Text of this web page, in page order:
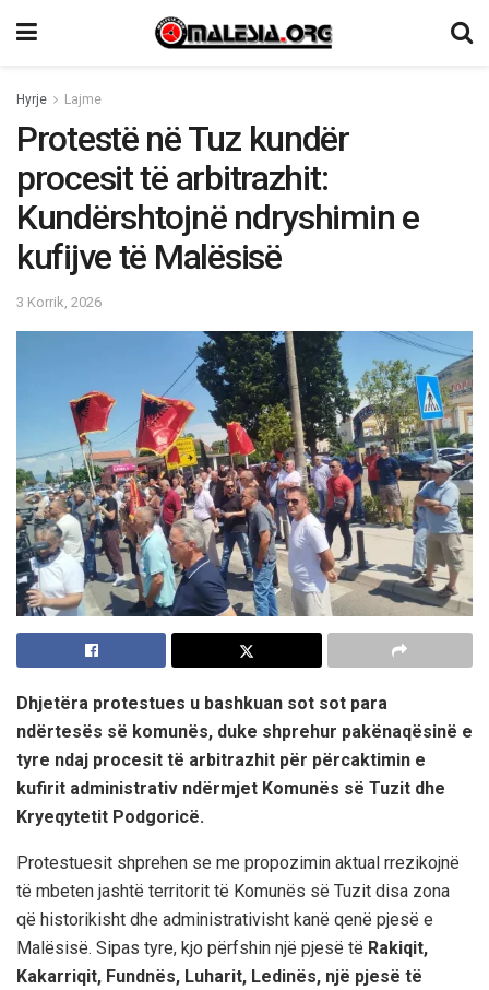
Hyrje Lajme
Protestë në Tuz kundër
procesit të arbitrazhit:
Kundërshtojnë ndryshimin e
kufijve të Malësisë
3 Korrik, 2026
Dhjetëra protestues u bashkuan sot sot para
ndërtesës së komunës, duke shprehur pakënaqësinë e
tyre ndaj procesit të arbitrazhit për përcaktimin e
kufirit administrativ ndërmjet Komunës së Tuzit dhe
Kryeqytetit Podgoricë.
Protestuesit shprehen se me propozimin aktual rrezikojnë
të mbeten jashtë territorit të Komunës së Tuzit disa zona
që historikisht dhe administrativisht kanë qenë pjesë e
Malësisë. Sipas tyre, kjo përfshin një pjesë të Rakiqit,
Kakarriqit, Fundnës, Luharit, Ledinës, një pjesë të